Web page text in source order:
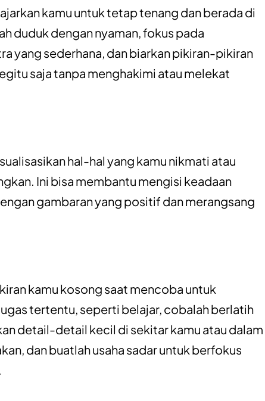
kamu untuk tetap tenang dan berada di
duduk dengan nyaman, fokus pada
yang sederhana, dan biarkan pikiran-pikiran
saja tanpa menghakimi atau melekat
hal-hal yang kamu nikmati atau
Ini bisa membantu mengisi keadaan
gambaran yang positif dan merangsang
kamu kosong saat mencoba untuk
tertentu, seperti belajar, cobalah berlatih
detail-detail kecil di sekitar kamu atau dalam
dan buatlah usaha sadar untuk berfokus